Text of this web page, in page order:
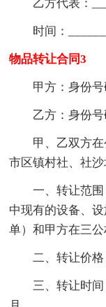
乙方代表：
时间：
物品转让合同3
甲方：身份号
乙方：身份号
甲、乙双方
市区镇村社、社
一、转让范
中现有的设备、
单）和甲方在三公
二、转让价
三、转让时